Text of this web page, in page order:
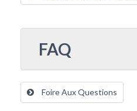
FAQ
Foire Aux Questions